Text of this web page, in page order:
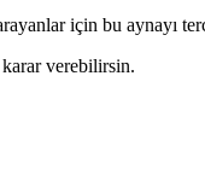
için bu aynayı
karar verebilirsin.